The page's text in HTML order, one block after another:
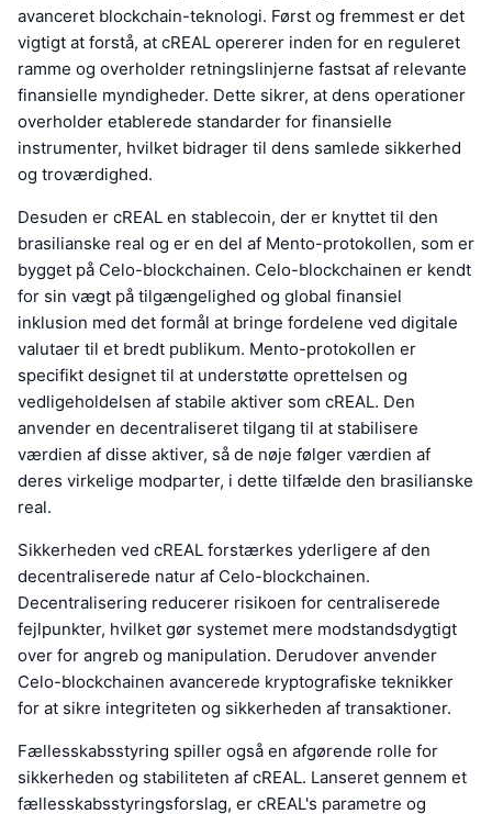
avanceret blockchain-teknologi. Først og fremmest er det
vigtigt at forstå, at cREAL opererer inden for en reguleret
ramme og overholder retningslinjerne fastsat af relevante
finansielle myndigheder. Dette sikrer, at dens operationer
overholder etablerede standarder for finansielle
instrumenter, hvilket bidrager til dens samlede sikkerhed
og troværdighed.
Desuden er cREAL en stablecoin, der er knyttet til den
brasilianske real og er en del af Mento-protokollen, som er
bygget på Celo-blockchainen. Celo-blockchainen er kendt
for sin vægt på tilgængelighed og global finansiel
inklusion med det formål at bringe fordelene ved digitale
valutaer til et bredt publikum. Mento-protokollen er
specifikt designet til at understøtte oprettelsen og
vedligeholdelsen af stabile aktiver som cREAL. Den
anvender en decentraliseret tilgang til at stabilisere
værdien af disse aktiver, så de nøje følger værdien af
deres virkelige modparter, i dette tilfælde den brasilianske
real.
Sikkerheden ved cREAL forstærkes yderligere af den
decentraliserede natur af Celo-blockchainen.
Decentralisering reducerer risikoen for centraliserede
fejlpunkter, hvilket gør systemet mere modstandsdygtigt
over for angreb og manipulation. Derudover anvender
Celo-blockchainen avancerede kryptografiske teknikker
for at sikre integriteten og sikkerheden af transaktioner.
Fællesskabsstyring spiller også en afgørende rolle for
sikkerheden og stabiliteten af cREAL. Lanseret gennem et
fællesskabsstyringsforslag, er cREAL's parametre og